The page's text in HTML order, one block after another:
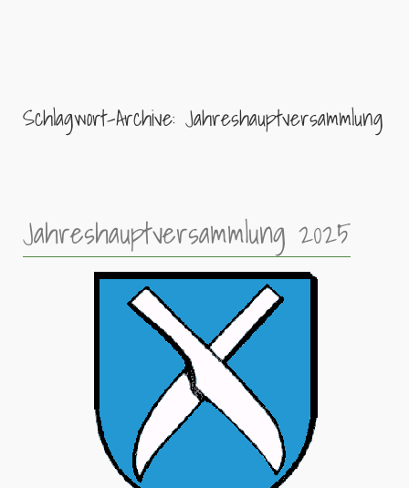
Schlagwort-Archive: Jahreshauptversammlung
Jahreshauptversammlung 2025